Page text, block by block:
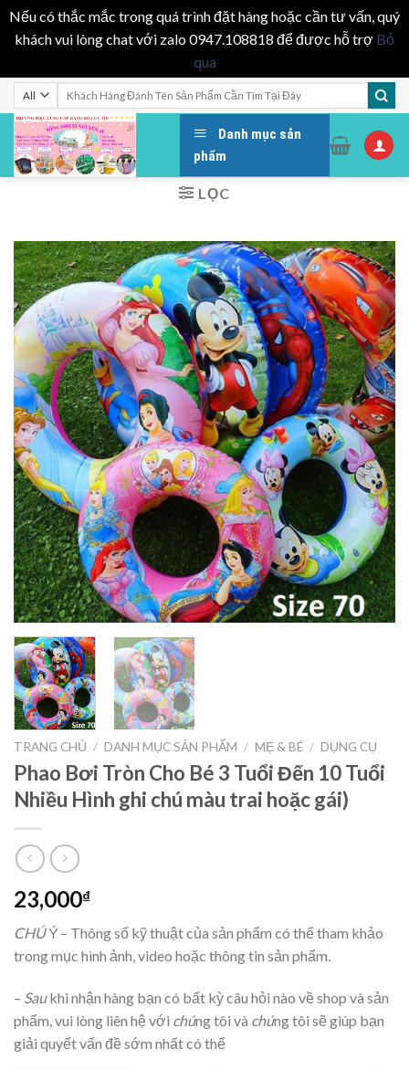
Nếu có thắc mắc trong quá trình đặt hàng hoặc cần tư vấn, quý
khách vui lòng chat với zalo 0947.108818 để được hỗ trợ Bỏ
qua
Skip
to
content
Danh mục sản
phẩm
LỌC
TRANG CHỦ / DANH MỤC SẢN PHẨM / MẸ & BÉ / DỤNG CỤ
Phao Bơi Tròn Cho Bé 3 Tuổi Đến 10 Tuổi
Nhiều Hình ghi chú màu trai hoặc gái)
23,000₫
CHÚÝ – Thông số kỹ thuật của sản phẩm có thể tham khảo
trong mục hình ảnh, video hoặc thông tin sản phẩm.
– Saukhi nhận hàng bạn có bất kỳ câu hỏi nào về shop và sản
phẩm, vui lòng liên hệ với chúng tôi và chúng tôi sẽ giúp bạn
giải quyết vấn đề sớm nhất có thể